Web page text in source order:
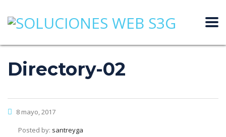
Directory-02
8 mayo, 2017
Posted by: santreyga